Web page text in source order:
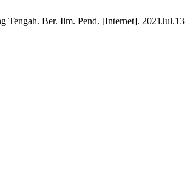
Tengah. Ber. Ilm. Pend. [Internet]. 2021Jul.13